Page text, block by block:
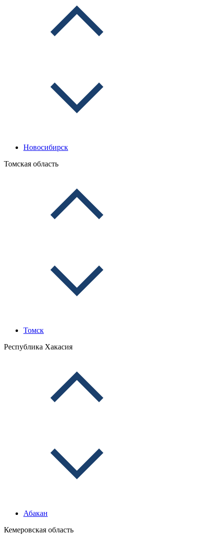
Новосибирск
Томская область
Томск
Республика Хакасия
Абакан
Кемеровская область